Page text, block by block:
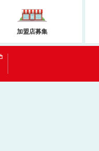
加盟店募集